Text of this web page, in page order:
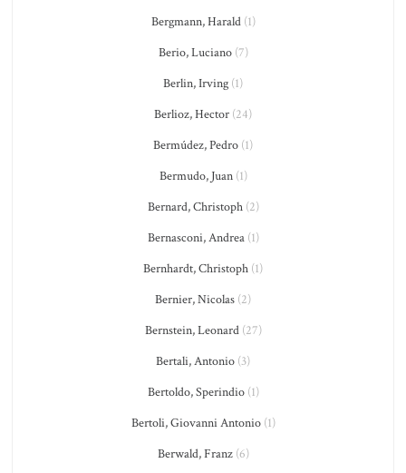
Bergmann, Harald(1)
Berio, Luciano(7)
Berlin, Irving (1)
Berlioz, Hector (24)
Bermúdez, Pedro (1)
Bermudo, Juan(1)
Bernard, Christoph(2)
Bernasconi, Andrea(1)
Bernhardt, Christoph (1)
Bernier, Nicolas (2)
Bernstein, Leonard(27)
Bertali, Antonio (3)
Bertoldo, Sperindio(1)
Bertoli, Giovanni Antonio(1)
Berwald, Franz(6)